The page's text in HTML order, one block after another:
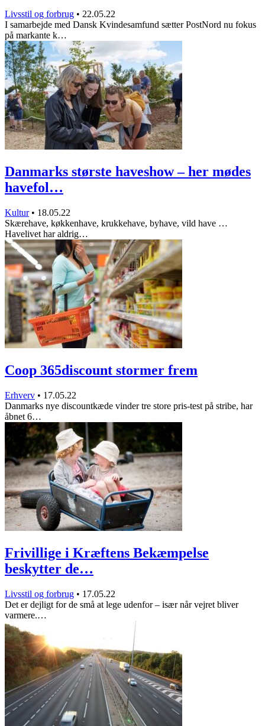
Livsstil og forbrug • 22.05.22
I samarbejde med Dansk Kvindesamfund sætter PostNord nu fokus
på markante k…
Danmarks største haveshow – her mødes
havefol…
Kultur • 18.05.22
Skærehave, køkkenhave, krukkehave, byhave, vild have …
Havelivet har aldrig…
Coop 365discount stormer frem
Erhverv • 17.05.22
Danmarks nye discountkæde vinder tre store pris-test på stribe, har
åbnet 6…
Frivillige i Kræftens Bekæmpelse
beskytter de…
Livsstil og forbrug • 17.05.22
Det er dejligt for de små at lege udenfor – især når vejret bliver
varmere.…